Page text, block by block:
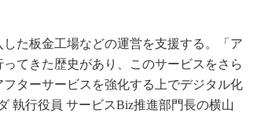
た板金工場などの運営を支援する。「ア
てきた歴史があり、このサービスをさら
ターサービスを強化する上でデジタル化
執行役員 サービスBiz推進部門長の横山